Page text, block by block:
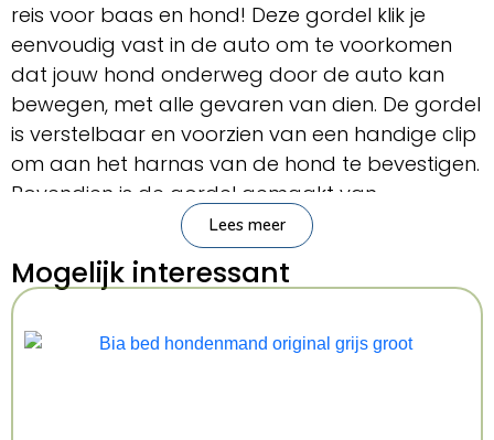
reis voor baas en hond! Deze gordel klik je
eenvoudig vast in de auto om te voorkomen
dat jouw hond onderweg door de auto kan
bewegen, met alle gevaren van dien. De gordel
is verstelbaar en voorzien van een handige clip
om aan het harnas van de hond te bevestigen.
Bovendien is de gordel gemaakt van
gerecycled materiaal, een duurzame keuze
dus. Het leuke printje maakt de gordel
helemaal af!
Geschikt voor honden tot 4 kg.
– Autogordel voor de hond van Morso
Lees meer
Mogelijk interessant